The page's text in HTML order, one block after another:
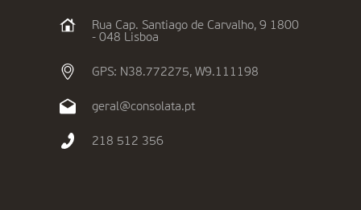
Rua Cap. Santiago de Carvalho, 9 1800
- 048 Lisboa
GPS: N38.772275, W9.111198
geral@consolata.pt
218 512 356